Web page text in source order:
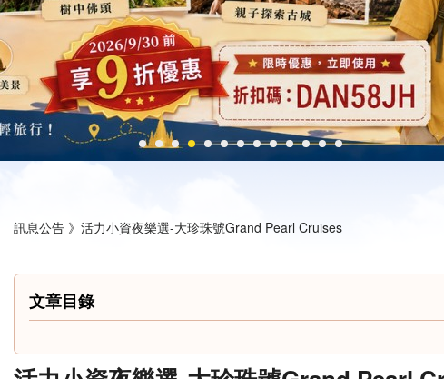
訊息公告 》 活力小資夜樂選-大珍珠號Grand Pearl Cruises
文章目錄